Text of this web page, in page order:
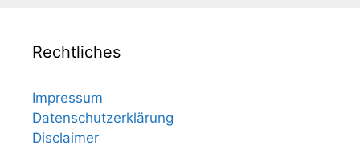
Rechtliches
Impressum
Datenschutzerklärung
Disclaimer